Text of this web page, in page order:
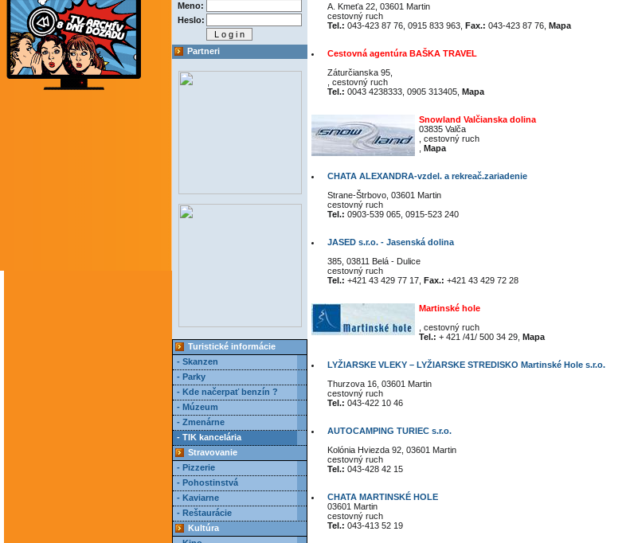
Meno:
Heslo:
Partneri
Turistické informácie
- Skanzen
- Parky
- Kde načerpať benzín ?
- Múzeum
- Zmenárne
- TIK kancelária
Stravovanie
- Pizzerie
- Pohostinstvá
- Kaviarne
- Reštaurácie
Kultúra
A. Kmeťa 22, 03601 Martin
cestovný ruch
Tel.: 043-423 87 76, 0915 833 963, Fax.: 043-423 87 76, Mapa
Cestovná agentúra BAŠKA TRAVEL
Záturčianska 95,
, cestovný ruch
Tel.: 0043 4238333, 0905 313405, Mapa
Snowland Valčianska dolina
03835 Valča
, cestovný ruch
Mapa
CHATA ALEXANDRA-vzdel. a rekreač.zariadenie
Strane-Štrbovo, 03601 Martin
cestovný ruch
Tel.: 0903-539 065, 0915-523 240
JASED s.r.o. - Jasenská dolina
385, 03811 Belá - Dulice
cestovný ruch
Tel.: +421 43 429 77 17, Fax.: +421 43 429 72 28
Martinské hole
, cestovný ruch
Tel.: + 421 /41/ 500 34 29, Mapa
LYŽIARSKE VLEKY – LYŽIARSKE STREDISKO Martinské Hole s.r.o.
Thurzova 16, 03601 Martin
cestovný ruch
Tel.: 043-422 10 46
AUTOCAMPING TURIEC s.r.o.
Kolónia Hviezda 92, 03601 Martin
cestovný ruch
Tel.: 043-428 42 15
CHATA MARTINSKÉ HOLE
03601 Martin
cestovný ruch
Tel.: 043-413 52 19